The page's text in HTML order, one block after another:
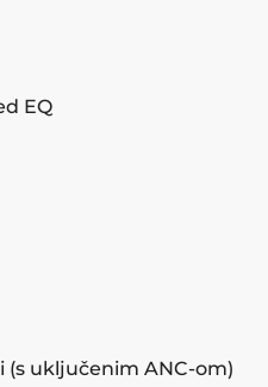
EQ
(s uključenim ANC-om)